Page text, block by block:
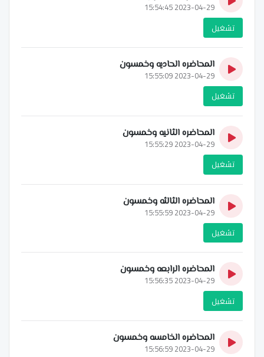
2023-04-29 15:54:45
تشغيل
المحاضره الحاديه وخمسون
2023-04-29 15:55:09
تشغيل
المحاضره الثانيه وخمسون
2023-04-29 15:55:29
تشغيل
المحاضره الثالثه وخمسون
2023-04-29 15:55:59
تشغيل
المحاضره الرابعه وخمسون
2023-04-29 15:56:35
تشغيل
المحاضره الخامسه وخمسون
2023-04-29 15:56:59